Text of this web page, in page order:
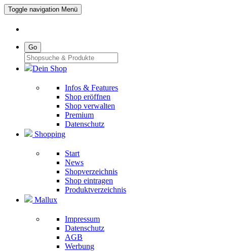
Toggle navigation Menü
Go
Dein Shop
Infos & Features
Shop eröffnen
Shop verwalten
Premium
Datenschutz
Shopping
Start
News
Shopverzeichnis
Shop eintragen
Produktverzeichnis
Mallux
Impressum
Datenschutz
AGB
Werbung